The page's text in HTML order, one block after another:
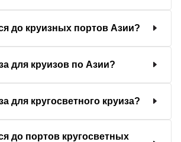
до круизных портов Азии?
для круизов по Азии?
для кругосветного круиза?
до портов кругосветных